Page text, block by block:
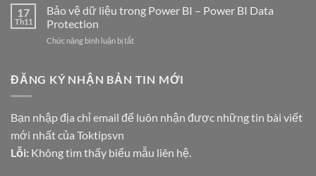
thư
Cho
Doanh
QUẢN
TRỊ
LIỆU”
Axes)
17
Th11
Bảo vệ dữ liệu trong Power BI – Power BI Data
Protection
Chức năng bình luận bị tắtở
dữ
BI
Power
BI
ĐĂNG KÝ NHẬN BẢN TIN MỚI
Bạn nhập địa chỉ email để luôn nhận được những tin bài viết
mới nhất của Toktipsvn
Lỗi: Không tìm thấy biểu mẫu liên hệ.